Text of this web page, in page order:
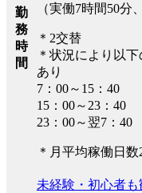
勤
務
時
間
（実働7時間50分
＊2交替
＊状況により以
あり
7：00～15：40
15：00～23：40
23：00～翌7：40
＊月平均稼働日数
未経験・初心者も